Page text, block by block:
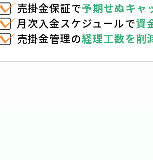
売掛金保証で予期せぬキャ
月次入金スケジュールで資
売掛金管理の経理工数を削